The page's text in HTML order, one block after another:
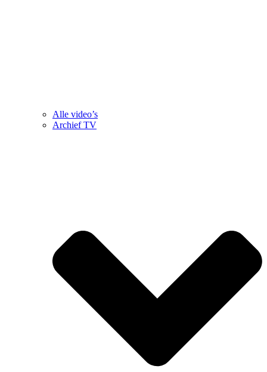
Alle video’s
Archief TV